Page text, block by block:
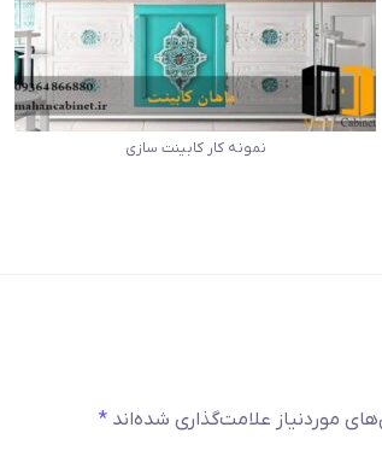
نمونه کار کابینت سازی
موردنیاز علامت‌گذاری شده‌اند *